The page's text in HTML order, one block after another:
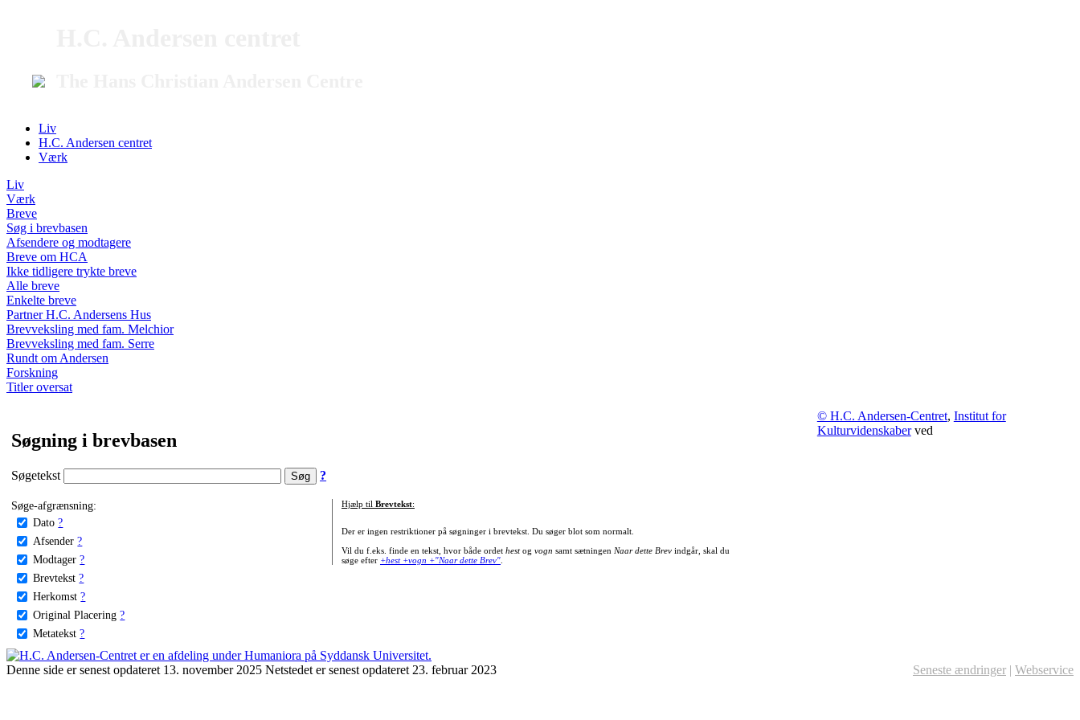
Liv
H.C. Andersen centret
Værk
Liv
Værk
Breve
Søg i brevbasen
Afsendere og modtagere
Breve om HCA
Ikke tidligere trykte breve
Alle breve
Enkelte breve
Partner H.C. Andersens Hus
Brevveksling med fam. Melchior
Brevveksling med fam. Serre
Rundt om Andersen
Forskning
Titler oversat
Søgning i brevbasen
Søgetekst ?
Søge-afgrænsning:
Dato ?
Afsender ?
Modtager ?
Brevtekst ?
Herkomst ?
Original Placering ?
Metatekst ?
Hjælp til Brevtekst:
Der er ingen restriktioner på søgninger i brevtekst. Du søger blot som normalt.
Vil du f.eks. finde en tekst, hvor både ordet hestog vogn samt sætningen Naar dette Brevindgår, skal du
søge efter +hest +vogn +"Naar dette Brev".
© H.C. Andersen-Centret, Institut for
Kulturvidenskaberved
Denne side er senest opdateret 13. november 2025 Netstedet er senest opdateret 23. februar 2023 Seneste ændringer | Webservice